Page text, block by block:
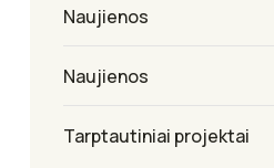
Naujienos
Naujienos
Tarptautiniai projektai